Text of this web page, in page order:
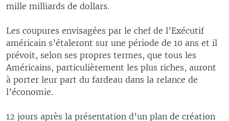
mille milliards de dollars.
Les coupures envisagées par le chef de l’Exécutif
américain s’étaleront sur une période de 10 ans et il
prévoit, selon ses propres termes, que tous les
Américains, particulièrement les plus riches, auront
à porter leur part du fardeau dans la relance de
l’économie.
12 jours après la présentation d’un plan de création